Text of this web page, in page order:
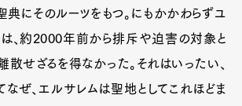
典にそのルーツをもつ。にもかかわらずユ
、約2000年前から排斥や迫害の対象と
散せざるを得なかった。それはいったい、
なぜ、エルサレムは聖地としてこれほどま